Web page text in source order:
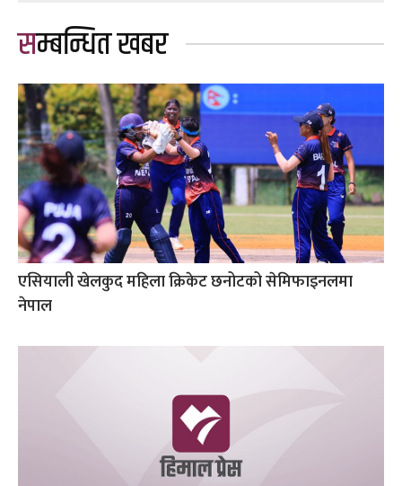
सम्बन्धित खबर
एसियाली खेलकुद महिला क्रिकेट छनोटको सेमिफाइनलमा
नेपाल